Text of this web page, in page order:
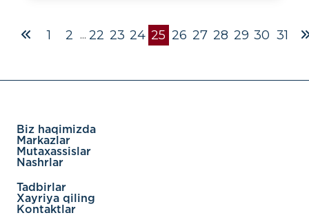
Umarov va TIQXMMIning xalqaro ha
1 2 ... 22 23 24 25 26 27 28 29 30 31
Biz haqimizda
Markazlar
Mutaxassislar
Nashrlar
Tadbirlar
Xayriya qiling
Kontaktlar